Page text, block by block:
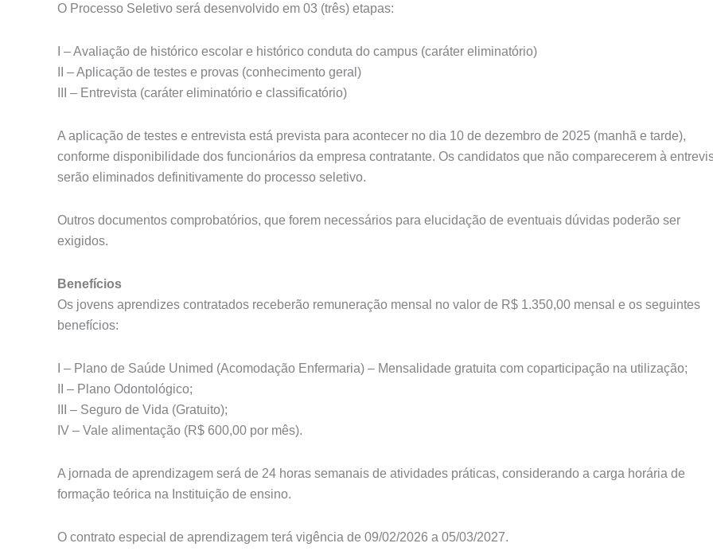
O Processo Seletivo será desenvolvido em 03 (três) etapas:
I – Avaliação de histórico escolar e histórico conduta do campus (caráter eliminatório)
II – Aplicação de testes e provas (conhecimento geral)
III – Entrevista (caráter eliminatório e classificatório)
A aplicação de testes e entrevista está prevista para acontecer no dia 10 de dezembro de 2025 (manhã e tarde),
conforme disponibilidade dos funcionários da empresa contratante. Os candidatos que não comparecerem à
serão eliminados definitivamente do processo seletivo.
Outros documentos comprobatórios, que forem necessários para elucidação de eventuais dúvidas poderão ser
exigidos.
Benefícios
Os jovens aprendizes contratados receberão remuneração mensal no valor de R$ 1.350,00 mensal e os seguintes
benefícios:
I – Plano de Saúde Unimed (Acomodação Enfermaria) – Mensalidade gratuita com coparticipação na utilização;
II – Plano Odontológico;
III – Seguro de Vida (Gratuito);
IV – Vale alimentação (R$ 600,00 por mês).
A jornada de aprendizagem será de 24 horas semanais de atividades práticas, considerando a carga horária de
formação teórica na Instituição de ensino.
O contrato especial de aprendizagem terá vigência de 09/02/2026 a 05/03/2027.